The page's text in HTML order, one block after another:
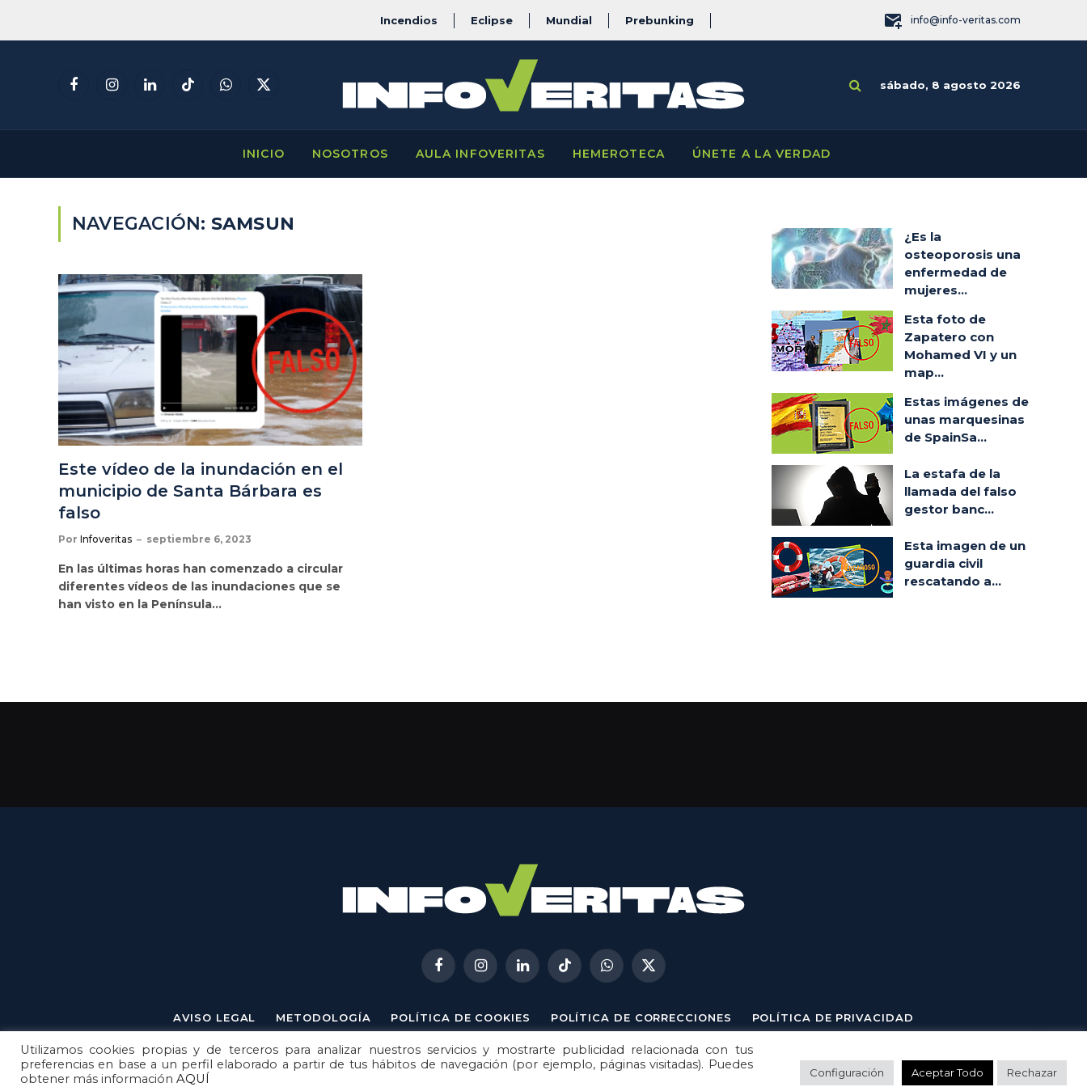
Incendios Eclipse Mundial Prebunking info@info-veritas.com
FacebookInstagramLinkedInTikTokWhatsApp
X
sábado, 8 agosto 2026
INICIO NOSOTROS AULA INFOVERITAS HEMEROTECA ÚNETE A LA VERDAD
NAVEGACIÓN: SAMSUN
Este vídeo de la inundación en el
municipio de Santa Bárbara es
falso
Por Infoveritas septiembre 6, 2023
En las últimas horas han comenzado a circular
diferentes vídeos de las inundaciones que se
han visto en la Península…
¿Es la
osteoporosis una
enfermedad de
mujeres...
Esta foto de
Zapatero con
Mohamed VI y un
map...
Estas imágenes de
unas marquesinas
de SpainSa...
La estafa de la
llamada del falso
gestor banc...
Esta imagen de un
guardia civil
rescatando a...
FacebookInstagramLinkedInTikTokWhatsApp
X
(Twitter)
AVISO LEGAL METODOLOGÍA POLÍTICA DE COOKIES POLÍTICA DE CORRECCIONES POLÍTICA DE PRIVACIDAD
© 2026 Metech. Todos los derechos reservados.
Utilizamos cookies propias y de terceros para analizar nuestros servicios y mostrarte publicidad relacionada con tus
preferencias en base a un perfil elaborado a partir de tus hábitos de navegación (por ejemplo, páginas visitadas). Puedes
obtener más información AQUÍ Configuración Aceptar Todo Rechazar